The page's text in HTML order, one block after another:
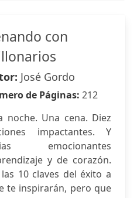
con
José Gordo
de Páginas: 212
noche. Una cena. Diez
impactantes. Y
emocionantes
y de corazón.
10 claves del éxito a
te inspirarán, pero que